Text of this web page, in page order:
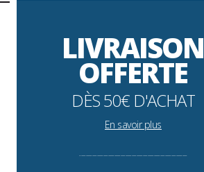
LIVRAISON
OFFERTE
DÈS 50€ D'ACHAT
En savoir plus
--------------------------------------------------------------------